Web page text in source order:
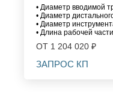
• Диаметр вводимой
• Диаметр
• Диаметр
• Длина рабочей
ОТ 1 204 020 ₽
ЗАПРОС КП